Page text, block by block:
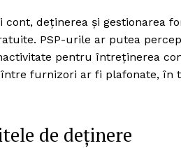
deținerea și gestionarea
PSP-urile ar putea
pentru întreținerea
furnizori ar fi plafonate,
de deținere